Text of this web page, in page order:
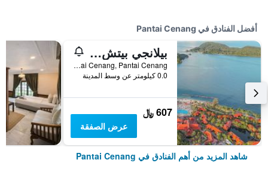
أفضل الفنادق في Pantai Cenang
بيلانجي بيتش ريزورت آند سبا، لانكاوي
Pantai Cenang, Pantai Cenang, ماليزيا
0.0 كيلومتر عن وسط المدينة
607 ﷼
عرض الصفقة
شاهد المزيد من أهم الفنادق في Pantai Cenang